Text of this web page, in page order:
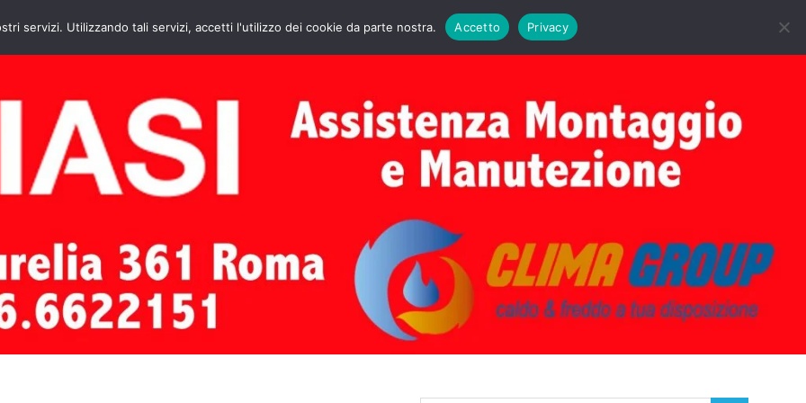
HOME CONTATTI ASSISTENZA CALDAIE BIASI PRIMA ACCENSIONE CALDAIE BIASI
servizi. Utilizzando tali servizi, accetti l'utilizzo dei cookie da parte nostra. Accetto Privacy